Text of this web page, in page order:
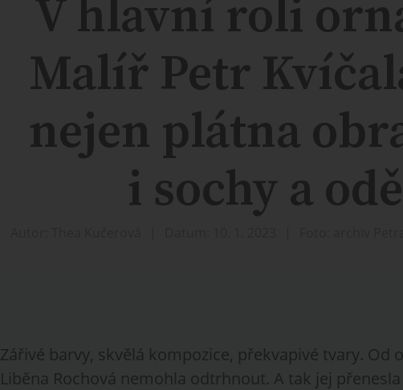
V hlavní roli
Malíř Petr
nejen plátna
i sochy a
Zářivé barvy, skvělá kompozice, překvapivé tvary. Od
Liběna Rochová nemohla odtrhnout. A tak jej